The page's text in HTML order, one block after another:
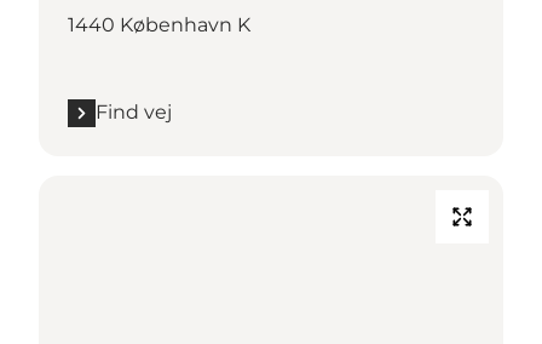
1440 København K
Find vej